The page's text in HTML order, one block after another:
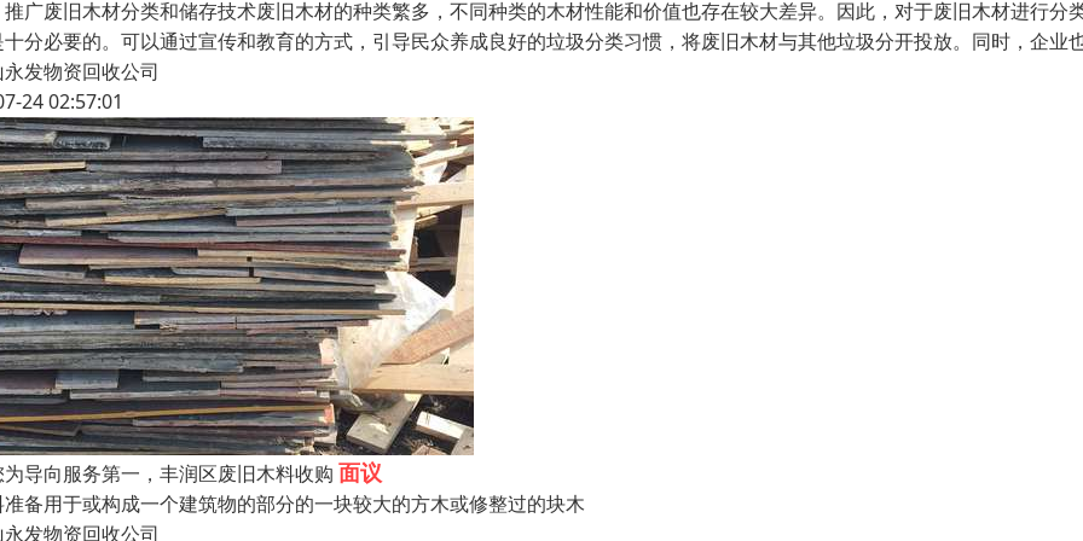
广废旧木材分类和储存技术废旧木材的种类繁多，不同种类的木材性能和价值也存在较大差异。因此，对于废旧木材进行分
分必要的。可以通过宣传和教育的方式，引导民众养成良好的垃圾分类习惯，将废旧木材与其他垃圾分开投放。同时，企业
发物资回收公司
24 02:57:01
导向服务第一，丰润区废旧木料收购 面议
备用于或构成一个建筑物的部分的一块较大的方木或修整过的块木
发物资回收公司